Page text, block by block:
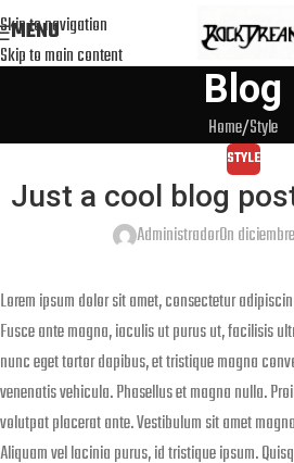
Skip to navigation
Skip to main content
MENU
Blog
Home Style
STYLE
Just a cool blog
AdministradorOn
Lorem ipsum dolor sit amet, consectetur
Fusce ante magna, iaculis ut purus ut, facilisis
nunc eget tortor dapibus, et tristique magna
venenatis vehicula. Phasellus et magna nulla.
volutpat placerat ante. Vestibulum sit amet
Aliquam vel lacinia purus, id tristique ipsum.